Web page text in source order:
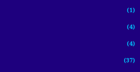
(1)
(4)
(4)
(37)